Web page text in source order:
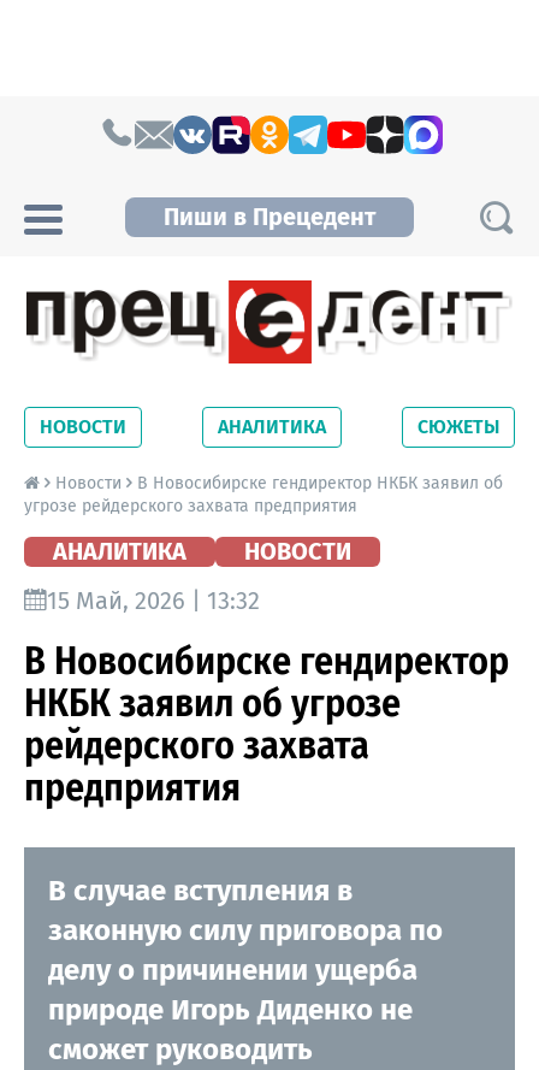
Пиши в Прецедент
Новосибирской области. Читайте свежие
новости на сайте сетевого издания
Precedent.
НОВОСТИ АНАЛИТИКА СЮЖЕТЫ
Новости
В Новосибирске гендиректор НКБК заявил об
угрозе рейдерского захвата предприятия
АНАЛИТИКА
НОВОСТИ
15 Май, 2026 | 13:32
В Новосибирске гендиректор
НКБК заявил об угрозе
рейдерского захвата
предприятия
В случае вступления в
законную силу приговора по
делу о причинении ущерба
природе Игорь Диденко не
сможет руководить